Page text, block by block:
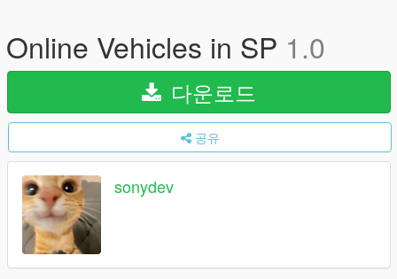
Online Vehicles in SP 1.0
다운로드
공유
sonydev